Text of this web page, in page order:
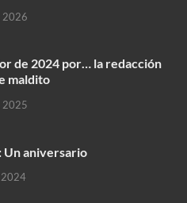
2026
de 2024 por… la redacción
maldito
2025
Un aniversario